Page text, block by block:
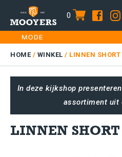
0 item
Skip
to
content
HOME
DAMES
KIDS
PLUS SIZE
HOME/ WINKEL / LINNEN
In deze kijkshop
assortiment uit
LINNEN